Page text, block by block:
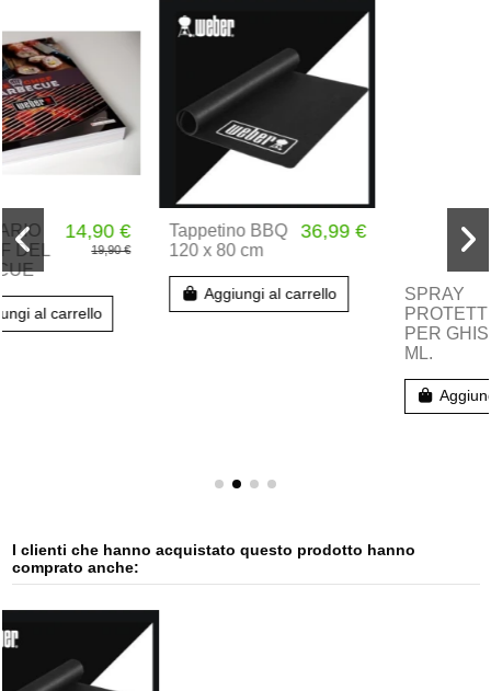
Tappetino BBQ
120 x 80 cm
36,99 €
Aggiungi al carrello
SPRAY
ML.
9,99 €
Aggiungi al carrello
I clienti che hanno acquistato questo prodotto hanno
comprato anche: